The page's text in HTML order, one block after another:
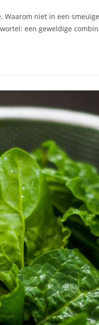
niet in een
een geweldige